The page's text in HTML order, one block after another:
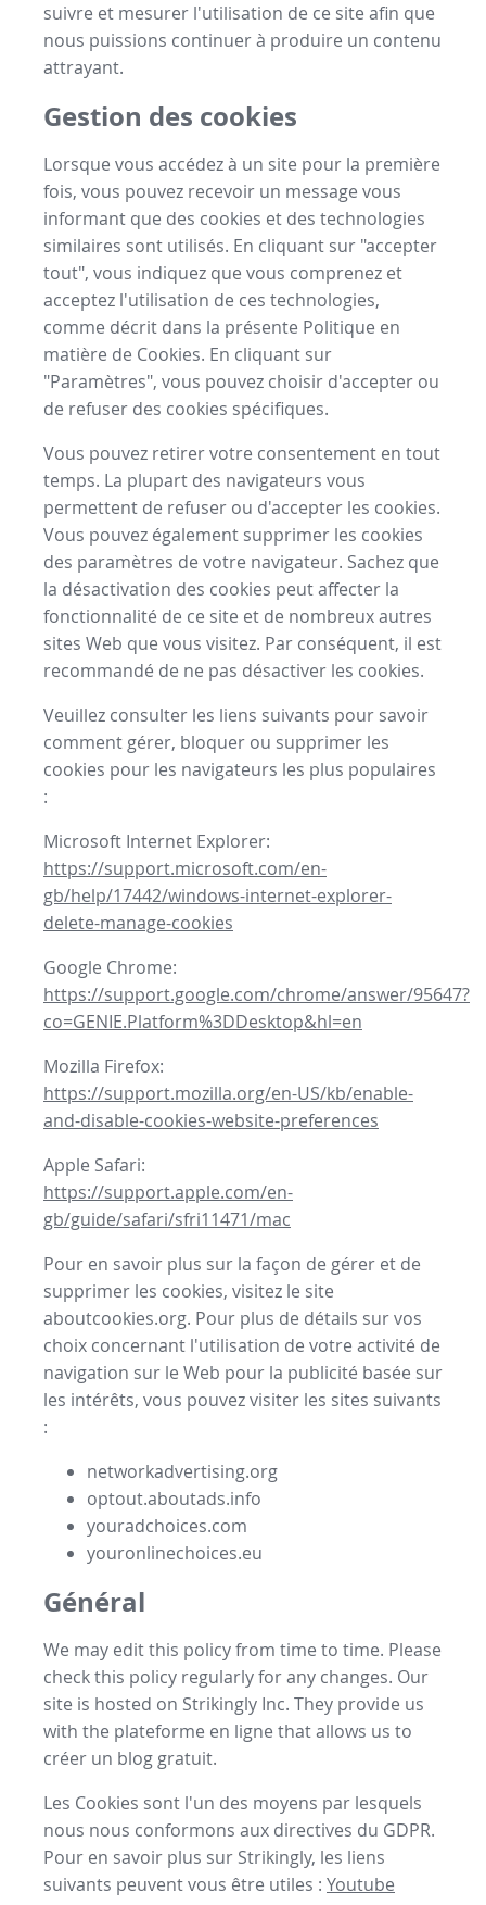
suivre et mesurer l'utilisation de ce site afin que
nous puissions continuer à produire un contenu
attrayant.
Gestion des cookies
Lorsque vous accédez à un site pour la première
fois, vous pouvez recevoir un message vous
informant que des cookies et des technologies
similaires sont utilisés. En cliquant sur "accepter
tout", vous indiquez que vous comprenez et
acceptez l'utilisation de ces technologies,
comme décrit dans la présente Politique en
matière de Cookies. En cliquant sur
"Paramètres", vous pouvez choisir d'accepter ou
de refuser des cookies spécifiques.
Vous pouvez retirer votre consentement en tout
temps. La plupart des navigateurs vous
permettent de refuser ou d'accepter les cookies.
Vous pouvez également supprimer les cookies
des paramètres de votre navigateur. Sachez que
la désactivation des cookies peut affecter la
fonctionnalité de ce site et de nombreux autres
sites Web que vous visitez. Par conséquent, il est
recommandé de ne pas désactiver les cookies.
Veuillez consulter les liens suivants pour savoir
comment gérer, bloquer ou supprimer les
cookies pour les navigateurs les plus populaires
:
Microsoft Internet Explorer:
https://support.microsoft.com/en-
gb/help/17442/windows-internet-explorer-
delete-manage-cookies
Google Chrome:
https://support.google.com/chrome/answer/95647?
co=GENIE.Platform%3DDesktop&hl=en
Mozilla Firefox:
https://support.mozilla.org/en-US/kb/enable-
and-disable-cookies-website-preferences
Apple Safari:
https://support.apple.com/en-
gb/guide/safari/sfri11471/mac
Pour en savoir plus sur la façon de gérer et de
supprimer les cookies, visitez le site
aboutcookies.org. Pour plus de détails sur vos
choix concernant l'utilisation de votre activité de
navigation sur le Web pour la publicité basée sur
les intérêts, vous pouvez visiter les sites suivants
:
networkadvertising.org
optout.aboutads.info
youradchoices.com
youronlinechoices.eu
Général
We may edit this policy from time to time. Please
check this policy regularly for any changes. Our
site is hosted on Strikingly Inc. They provide us
with the plateforme en ligne that allows us to
créer un blog gratuit.
Les Cookies sont l'un des moyens par lesquels
nous nous conformons aux directives du GDPR.
Pour en savoir plus sur Strikingly, les liens
suivants peuvent vous être utiles : Youtube